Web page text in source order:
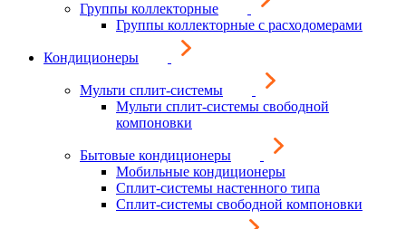
Группы коллекторные
Группы коллекторные с расходомерами
Кондиционеры
Мульти сплит-системы
Мульти сплит-системы свободной
компоновки
Бытовые кондиционеры
Мобильные кондиционеры
Сплит-системы настенного типа
Сплит-системы свободной компоновки